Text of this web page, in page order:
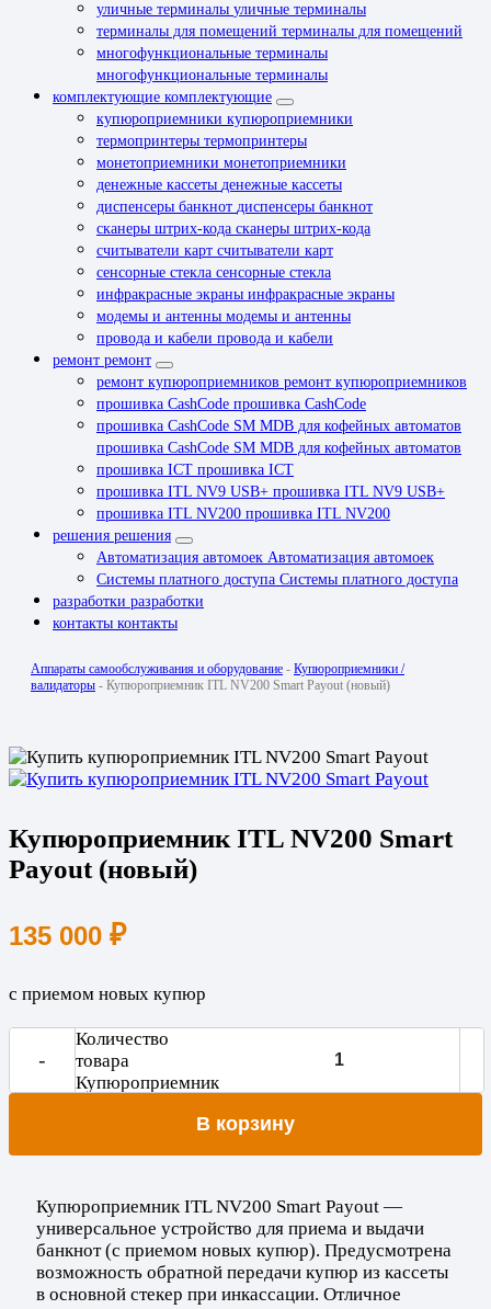
уличные терминалы уличные терминалы
терминалы для помещений терминалы для помещений
многофункциональные терминалы
многофункциональные терминалы
комплектующие комплектующие
купюроприемники купюроприемники
термопринтеры термопринтеры
монетоприемники монетоприемники
денежные кассеты денежные кассеты
диспенсеры банкнот диспенсеры банкнот
сканеры штрих-кода сканеры штрих-кода
считыватели карт считыватели карт
сенсорные стекла сенсорные стекла
инфракрасные экраны инфракрасные экраны
модемы и антенны модемы и антенны
провода и кабели провода и кабели
ремонт ремонт
ремонт купюроприемников ремонт купюроприемников
прошивка CashCode прошивка CashCode
прошивка CashCode SM MDB для кофейных автоматов
прошивка CashCode SM MDB для кофейных автоматов
прошивка ICT прошивка ICT
прошивка ITL NV9 USB+ прошивка ITL NV9 USB+
прошивка ITL NV200 прошивка ITL NV200
решения решения
Автоматизация автомоек Автоматизация автомоек
Системы платного доступа Системы платного доступа
разработки разработки
контакты контакты
Аппараты самообслуживания и оборудование - Купюроприемники /
валидаторы - Купюроприемник ITL NV200 Smart Payout (новый)
Купюроприемник ITL NV200 Smart
Payout (новый)
135 000 ₽
с приемом новых купюр
-
Количество
товара
Купюроприемник
В корзину
Купюроприемник ITL NV200 Smart Payout —
универсальное устройство для приема и выдачи
банкнот (с приемом новых купюр). Предусмотрена
возможность обратной передачи купюр из кассеты
в основной стекер при инкассации. Отличное